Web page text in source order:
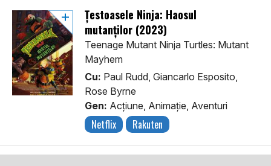
Țestoasele Ninja: Haosul
mutanților (2023)
Teenage Mutant Ninja Turtles: Mutant
Mayhem
Cu: Paul Rudd, Giancarlo Esposito,
Rose Byrne
Gen: Acţiune, Animaţie, Aventuri
Netflix Rakuten